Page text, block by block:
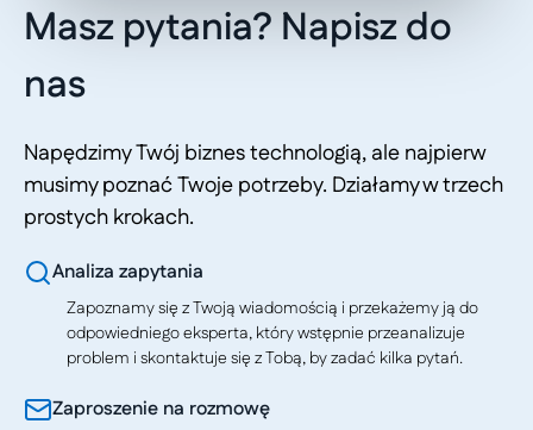
Masz pytania? Napisz do
nas
Napędzimy Twój biznes technologią, ale najpierw
musimy poznać Twoje potrzeby. Działamy w trzech
prostych krokach.
Analiza zapytania
Zapoznamy się z Twoją wiadomością i przekażemy ją do
odpowiedniego eksperta, który wstępnie przeanalizuje
problem i skontaktuje się z Tobą, by zadać kilka pytań.
Zaproszenie na rozmowę